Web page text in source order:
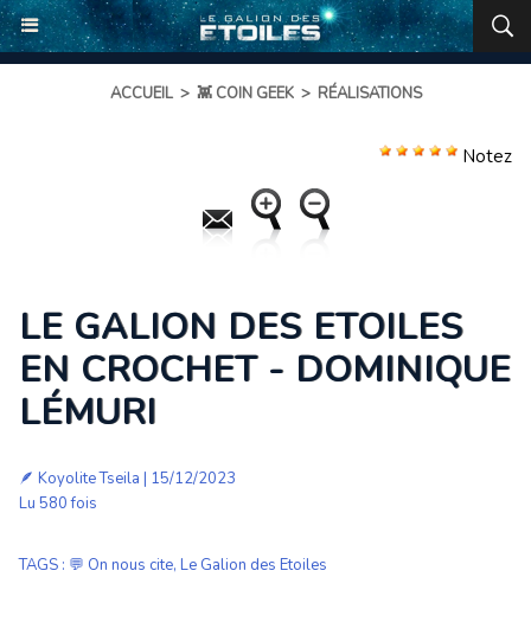
ACCUEIL > 👾 COIN GEEK > RÉALISATIONS
Notez
LE GALION DES ETOILES
EN CROCHET - DOMINIQUE
LÉMURI
🪶 Koyolite Tseila | 15/12/2023
Lu 580 fois
TAGS : 💬 On nous cite, Le Galion des Etoiles